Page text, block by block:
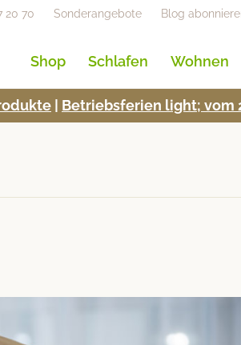
20 70 Sonderangebote Blog
Shop Schlafen Wohnen
Betrieb­s­fe­rien light; vom